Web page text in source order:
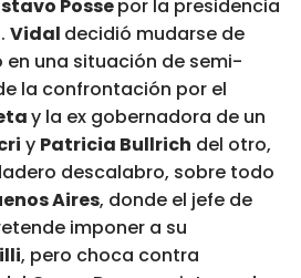
Possepor la presidencia
Vidal decidió mudarse de
en una situación de semi-
la confrontación por el
y la ex gobernadora de un
y Patricia Bullrich del otro,
descalabro, sobre todo
Aires, donde el jefe de
imponer a su
, pero choca contra